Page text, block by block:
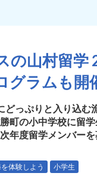
の山村留学
グラムも開
どっぷりと入り込
町の小中学校に留
年度留学メンバー
体験しよう 小学生